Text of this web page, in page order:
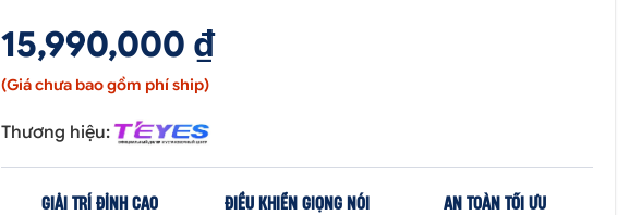
15,990,000 ₫
(Giá chưa bao gồm phí ship)
Thương hiệu:
GIẢI TRÍ ĐỈNH CAO ĐIỀU KHIỂN GIỌNG NÓI AN TOÀN TỐI ƯU